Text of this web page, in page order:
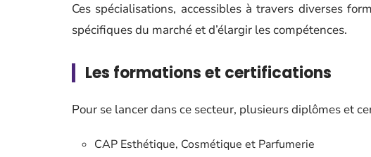
Ces spécialisations, accessibles à travers diverses
spécifiques du marché et d’élargir les compétences.
Les formations et certifications
Pour se lancer dans ce secteur, plusieurs diplômes et
CAP Esthétique, Cosmétique et Parfumerie